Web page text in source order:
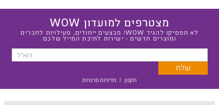
מצטרפים למועדון WOW
לא תפסיקו להגיד WOW! מבצעים ייחודים, פעילויות לחברים
ומוצרים חדשים - ישירות לתיבת המייל שלכם
תקנון | מדיניות פרטיות